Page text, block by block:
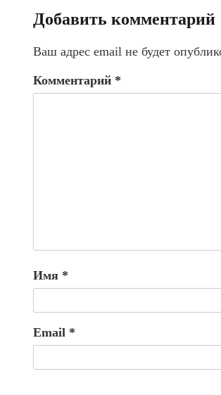
Добавить комментарий
Ваш адрес email не будет
Комментарий *
Имя *
Email *